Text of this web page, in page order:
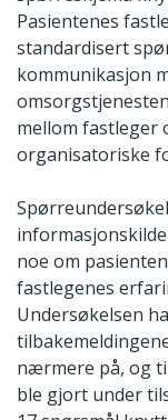
Pasientenes
standardisert
kommunikasjon
mellom fastleger
organisatoriske
noe om
fastlegenes
Undersøkelsen
nærmere på, og
ble gjort under